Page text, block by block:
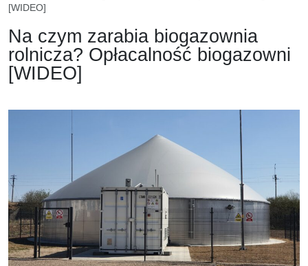
[WIDEO]
Na czym zarabia biogazownia
rolnicza? Opłacalność biogazowni
[WIDEO]